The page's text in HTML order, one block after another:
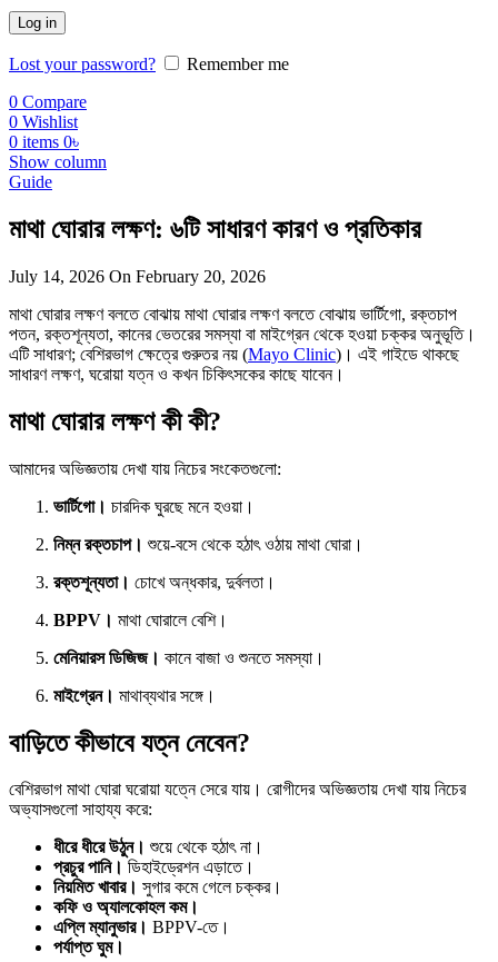
Log in
Lost your password?
Remember me
0 Compare
0 Wishlist
0 items 0৳
Show column
Guide
মাথা ঘোরার লক্ষণ: ৬টি সাধারণ কারণ ও প্রতিকার
July 14, 2026 On February 20, 2026
মাথা ঘোরার লক্ষণ বলতে বোঝায় মাথা ঘোরার লক্ষণ বলতে বোঝায় ভার্টিগো, রক্তচাপ
পতন, রক্তশূন্যতা, কানের ভেতরের সমস্যা বা মাইগ্রেন থেকে হওয়া চক্কর অনুভূতি।
এটি সাধারণ; বেশিরভাগ ক্ষেত্রে গুরুতর নয় (Mayo Clinic)। এই গাইডে থাকছে
সাধারণ লক্ষণ, ঘরোয়া যত্ন ও কখন চিকিৎসকের কাছে যাবেন।
মাথা ঘোরার লক্ষণ কী কী?
আমাদের অভিজ্ঞতায় দেখা যায় নিচের সংকেতগুলো:
ভার্টিগো। চারদিক ঘুরছে মনে হওয়া।
নিম্ন রক্তচাপ। শুয়ে-বসে থেকে হঠাৎ ওঠায় মাথা ঘোরা।
রক্তশূন্যতা। চোখে অন্ধকার, দুর্বলতা।
BPPV। মাথা ঘোরালে বেশি।
মেনিয়ারস ডিজিজ। কানে বাজা ও শুনতে সমস্যা।
মাইগ্রেন। মাথাব্যথার সঙ্গে।
বাড়িতে কীভাবে যত্ন নেবেন?
বেশিরভাগ মাথা ঘোরা ঘরোয়া যত্নে সেরে যায়। রোগীদের অভিজ্ঞতায় দেখা যায় নিচের
অভ্যাসগুলো সাহায্য করে:
ধীরে ধীরে উঠুন। শুয়ে থেকে হঠাৎ না।
প্রচুর পানি। ডিহাইড্রেশন এড়াতে।
নিয়মিত খাবার। সুগার কমে গেলে চক্কর।
কফি ও অ্যালকোহল কম।
এপ্লি ম্যানুভার। BPPV-তে।
পর্যাপ্ত ঘুম।